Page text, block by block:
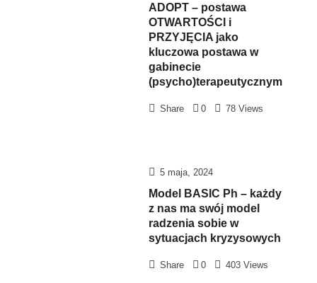
ADOPT – postawa
OTWARTOŚCI i
PRZYJĘCIA jako
kluczowa postawa w
gabinecie
(psycho)terapeutycznym
Share 0 78 Views
5 maja, 2024
Model BASIC Ph – każdy
z nas ma swój model
radzenia sobie w
sytuacjach kryzysowych
Share 0 403 Views